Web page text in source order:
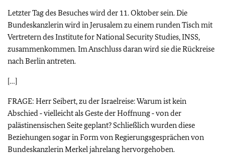
Letzter Tag des Besuches wird der 11. Oktober sein. Die
Bundeskanzlerin wird in Jerusalem zu einem runden Tisch mit
Vertretern des Institute for National Security Studies, INSS,
zusammenkommen. Im Anschluss daran wird sie die Rückreise
nach Berlin antreten.
[…]
FRAGE: Herr Seibert, zu der Israelreise: Warum ist kein
Abschied ‑ vielleicht als Geste der Hoffnung ‑ von der
palästinensischen Seite geplant? Schließlich wurden diese
Beziehungen sogar in Form von Regierungsgesprächen von
Bundeskanzlerin Merkel jahrelang hervorgehoben.